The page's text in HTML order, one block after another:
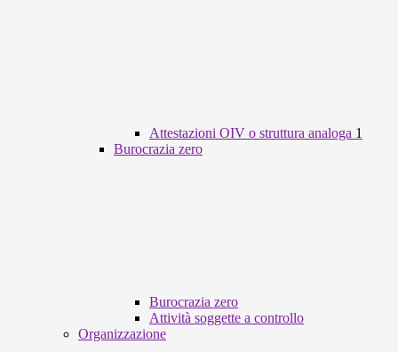
Attestazioni OIV o struttura analoga 1
Burocrazia zero
Burocrazia zero
Attività soggette a controllo
Organizzazione